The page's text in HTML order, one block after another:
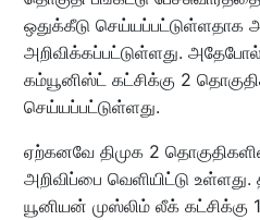
ஒதுக்கீடு செய்யப்பட்டுள்ளதாக
அறிவிக்கப்பட்டுள்ளது.
கம்யூனிஸ்ட் கட்சிக்கு 2
செய்யப்பட்டுள்ளது.
ஏற்கனவே திமுக 2
அறிவிப்பை வெளியிட்டு
யூனியன் முஸ்லிம் லீக் கட்சிக்கு